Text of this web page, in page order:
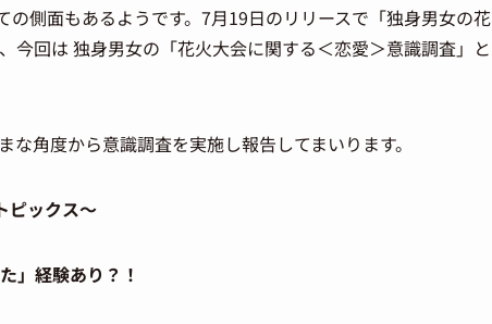
側面もあるようです。7月19日のリリースで「独身男女の花
回は 独身男女の「花火大会に関する＜恋愛＞意識調査」と
角度から意識調査を実施し報告してまいります。
ピックス～
」経験あり？！